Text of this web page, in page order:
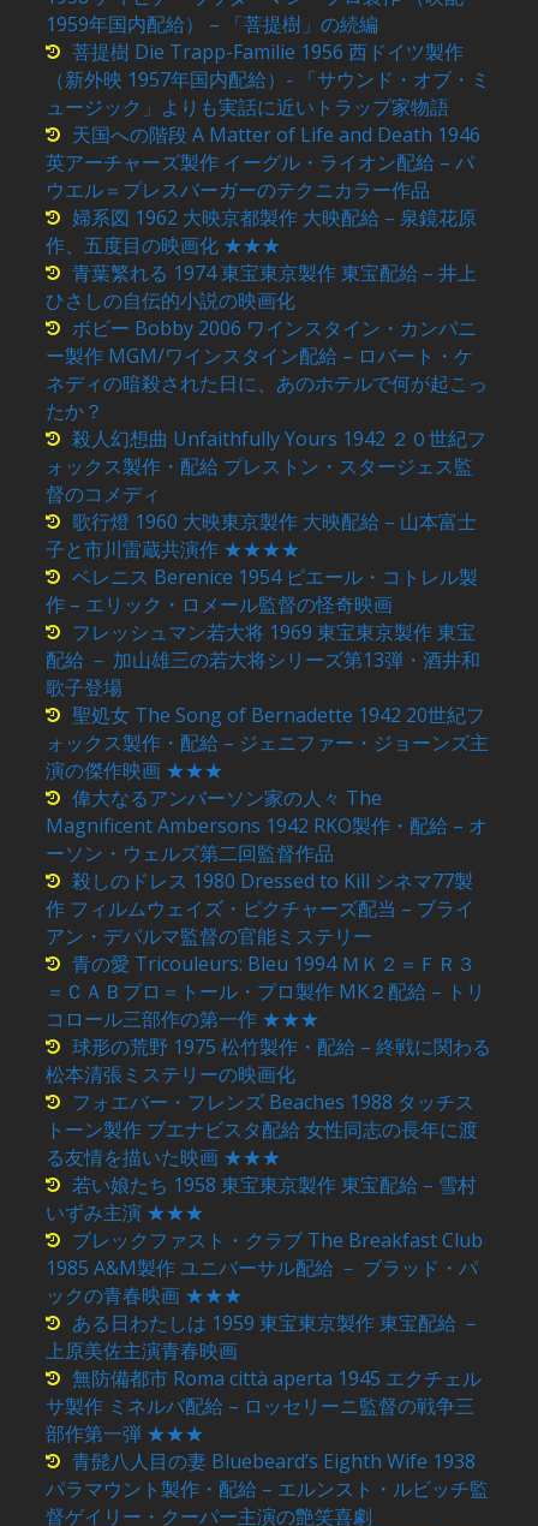
1959年国内配給） – 「菩提樹」の続編
菩提樹 Die Trapp-Familie 1956 西ドイツ製作
（新外映 1957年国内配給）- 「サウンド・オブ・ミ
ュージック」よりも実話に近いトラップ家物語
天国への階段 A Matter of Life and Death 1946
英アーチャーズ製作 イーグル・ライオン配給 – パ
ウエル＝プレスバーガーのテクニカラー作品
婦系図 1962 大映京都製作 大映配給 – 泉鏡花原
作、五度目の映画化 ★★★
青葉繁れる 1974 東宝東京製作 東宝配給 – 井上
ひさしの自伝的小説の映画化
ボビー Bobby 2006 ワインスタイン・カンパニ
ー製作 MGM/ワインスタイン配給 – ロバート・ケ
ネディの暗殺された日に、あのホテルで何が起こっ
たか？
殺人幻想曲 Unfaithfully Yours 1942 ２０世紀フ
ォックス製作・配給 プレストン・スタージェス監
督のコメディ
歌行燈 1960 大映東京製作 大映配給 – 山本富士
子と市川雷蔵共演作 ★★★★
ベレニス Berenice 1954 ピエール・コトレル製
作 – エリック・ロメール監督の怪奇映画
フレッシュマン若大将 1969 東宝東京製作 東宝
配給 － 加山雄三の若大将シリーズ第13弾・酒井和
歌子登場
聖処女 The Song of Bernadette 1942 20世紀フ
ォックス製作・配給 – ジェニファー・ジョーンズ主
演の傑作映画 ★★★
偉大なるアンバーソン家の人々 The
Magnificent Ambersons 1942 RKO製作・配給 – オ
ーソン・ウェルズ第二回監督作品
殺しのドレス 1980 Dressed to Kill シネマ77製
作 フィルムウェイズ・ピクチャーズ配当 – ブライ
アン・デパルマ監督の官能ミステリー
青の愛 Tricouleurs: Bleu 1994 ＭＫ２＝ＦＲ３
＝ＣＡＢプロ＝トール・プロ製作 MK２配給 – トリ
コロール三部作の第一作 ★★★
球形の荒野 1975 松竹製作・配給 – 終戦に関わる
松本清張ミステリーの映画化
フォエバー・フレンズ Beaches 1988 タッチス
トーン製作 ブエナビスタ配給 女性同志の長年に渡
る友情を描いた映画 ★★★
若い娘たち 1958 東宝東京製作 東宝配給 – 雪村
いずみ主演 ★★★
ブレックファスト・クラブ The Breakfast Club
1985 A&M製作 ユニバーサル配給 － ブラッド・パ
ックの青春映画 ★★★
ある日わたしは 1959 東宝東京製作 東宝配給 －
上原美佐主演青春映画
無防備都市 Roma città aperta 1945 エクチェル
サ製作 ミネルバ配給 – ロッセリーニ監督の戦争三
部作第一弾 ★★★
青髭八人目の妻 Bluebeard’s Eighth Wife 1938
パラマウント製作・配給 – エルンスト・ルビッチ監
督ゲイリー・クーパー主演の艶笑喜劇